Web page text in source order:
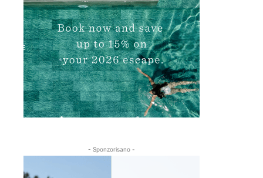
- Sponzorisano -